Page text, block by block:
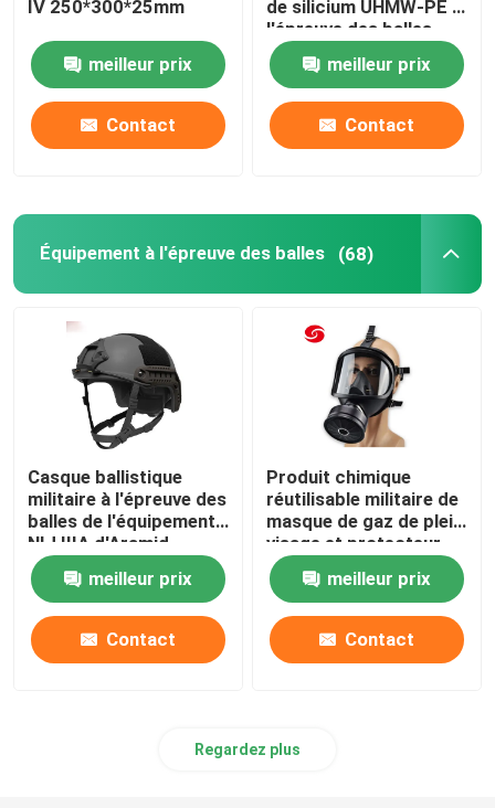
IV 250*300*25mm
meilleur prix
Contact
de silicium UHMW-PE à
l'épreuve des balles
meilleur prix
Contact
Équipement à l'épreuve des balles (68)
Casque ballistique
militaire à l'épreuve des
balles de l'équipement
NIJ IIIA d'Aramid
meilleur prix
Contact
Produit chimique
réutilisable militaire de
masque de gaz de plein
visage et protecteur
biologique
meilleur prix
Contact
Regardez plus